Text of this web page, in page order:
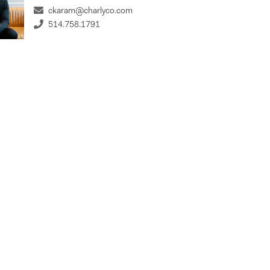
ckaram@charlyco.com
514.758.1791